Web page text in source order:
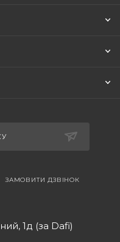
ЗАМОВИТИ ДЗВІНОК
1д (за Dafi)